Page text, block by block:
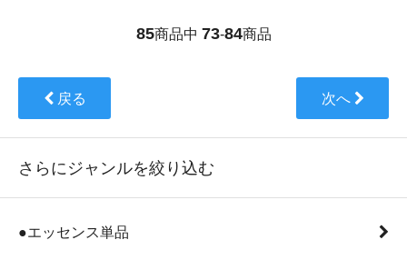
85商品中 73-84商品
戻る 次へ
さらにジャンルを絞り込む
●エッセンス単品